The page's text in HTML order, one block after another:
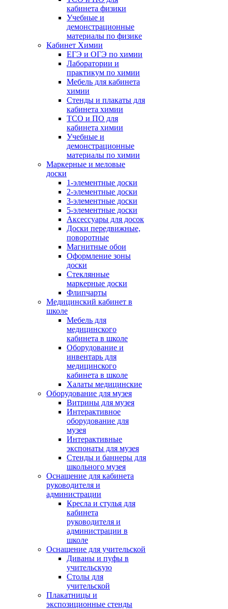
кабинета физики
Учебные и
демонстрационные
материалы по физике
Кабинет Химии
ЕГЭ и ОГЭ по химии
Лаборатории и
практикум по химии
Мебель для кабинета
химии
Стенды и плакаты для
кабинета химии
ТСО и ПО для
кабинета химии
Учебные и
демонстрационные
материалы по химии
Маркерные и меловые
доски
1-элементные доски
2-элементные доски
3-элементные доски
5-элементные доски
Аксессуары для досок
Доски передвижные,
поворотные
Магнитные обои
Оформление зоны
доски
Стеклянные
маркерные доски
Флипчарты
Медицинский кабинет в
школе
Мебель для
медицинского
кабинета в школе
Оборудование и
инвентарь для
медицинского
кабинета в школе
Халаты медицинские
Оборудование для музея
Витрины для музея
Интерактивное
оборудование для
музея
Интерактивные
экспонаты для музея
Стенды и баннеры для
школьного музея
Оснащение для кабинета
руководителя и
администрации
Кресла и стулья для
кабинета
руководителя и
администрации в
школе
Оснащение для учительской
Диваны и пуфы в
учительскую
Столы для
учительской
Плакатницы и
экспозиционные стенды